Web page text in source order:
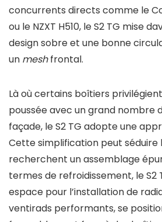
concurrents directs comme le
ou le NZXT H510, le S2 TG mise
design sobre et une bonne
un meshfrontal.
Là où certains boîtiers
poussée avec un grand nombre
façade, le S2 TG adopte une
Cette simplification peut séduire
recherchent un assemblage
termes de refroidissement, le S2
espace pour l’installation de
ventirads performants, se